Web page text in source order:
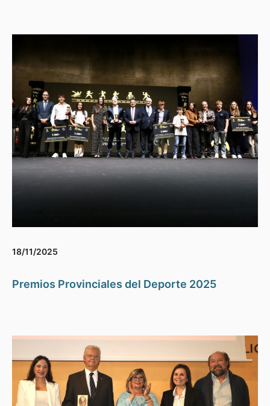
18/11/2025
Premios Provinciales del Deporte 2025